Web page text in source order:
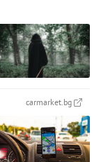
carmarket.bg